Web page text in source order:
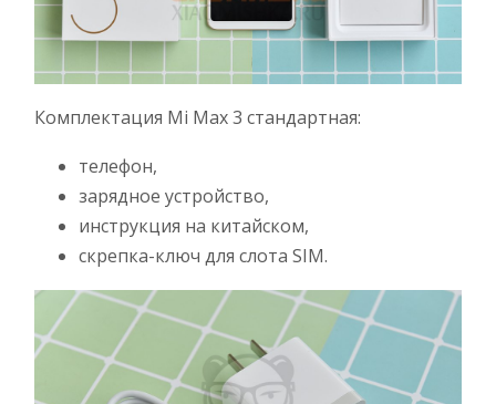
Комплектация Mi Max 3 стандартная:
телефон,
зарядное устройство,
инструкция на китайском,
скрепка-ключ для слота SIM.